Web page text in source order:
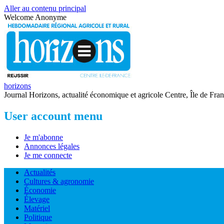
Aller au contenu principal
Welcome Anonyme
horizons
Journal Horizons, actualité économique et agricole Centre, Île de
User account menu
Je m'abonne
Annonces légales
Je me connecte
Actualités
Cultures & agronomie
Économie
Élevage
Matériel
Politique